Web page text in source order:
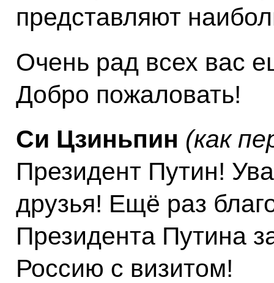
представляют
Очень рад всех вас
Добро пожаловать!
Си Цзиньпин (как
Президент Путин!
друзья! Ещё раз
Президента Путина
Россию с визитом!